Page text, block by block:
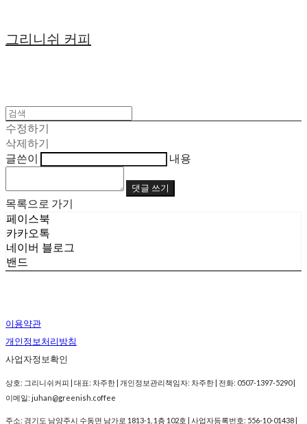
그리니쉬 커피
수정하기
삭제하기
글쓴이
내용
댓글 쓰기
목록으로 가기
페이스북
카카오톡
네이버 블로그
밴드
이용약관
개인정보처리방침
사업자정보확인
상호: 그리니쉬커피 | 대표: 차주한 | 개인정보관리책임자: 차주한 | 전화: 0507-1397-5290 |
이메일: juhan@greenish.coffee
주소: 경기도 남양주시 수동면 남가로 1813-1, 1층 102호 | 사업자등록번호: 556-10-01438 |